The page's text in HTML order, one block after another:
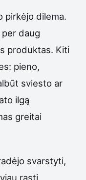
pirkėjo dilema.
daug
produktas. Kiti
pieno,
sviesto ar
ilgą
greitai
svarstyti,
rasti